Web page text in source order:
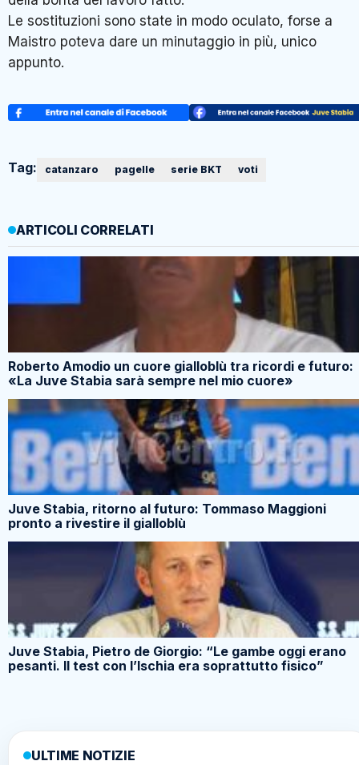
Le sostituzioni sono state in modo oculato, forse a
Maistro poteva dare un minutaggio in più, unico
appunto.
Tag: catanzaro pagelle serie BKT voti
ARTICOLI CORRELATI
Roberto Amodio un cuore gialloblù tra ricordi e futuro:
«La Juve Stabia sarà sempre nel mio cuore»
Juve Stabia, ritorno al futuro: Tommaso Maggioni
pronto a rivestire il gialloblù
Juve Stabia, Pietro de Giorgio: “Le gambe oggi erano
pesanti. Il test con l’Ischia era soprattutto fisico”
ULTIME NOTIZIE